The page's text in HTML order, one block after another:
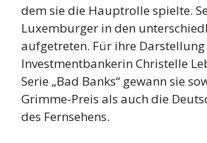
dem sie die Hauptrolle spielte.
Luxemburger in den
aufgetreten. Für ihre
Investmentbankerin Christelle
Serie „Bad Banks“ gewann sie
Grimme-Preis als auch die
des Fernsehens.